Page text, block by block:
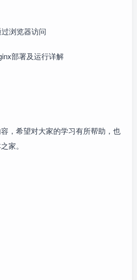
浏览器访问
，希望对大家的学习有所帮助，也
家。